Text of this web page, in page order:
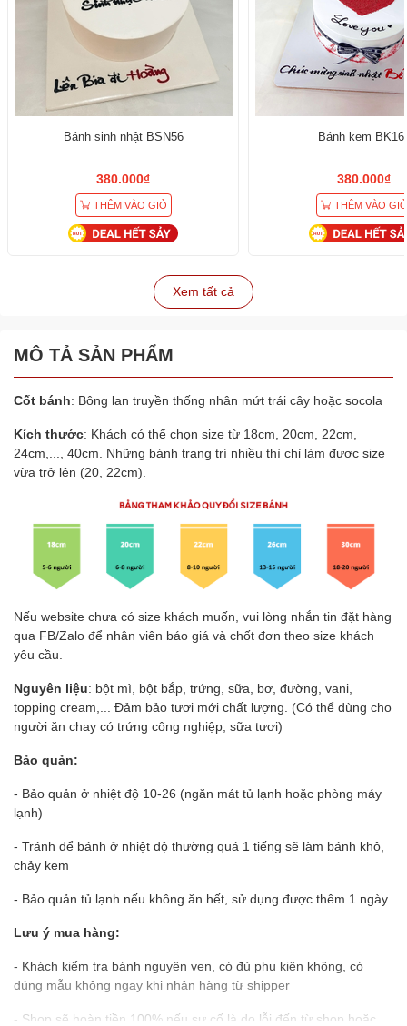
Bánh sinh nhật BSN56
380.000₫
THÊM VÀO GIỎ
Bánh kem
380.000₫
THÊM VÀO GIỎ
Xem tất cả
MÔ TẢ SẢN PHẨM
Cốt bánh: Bông lan truyền thống nhân mứt trái cây hoặc socola
Kích thước: Khách có thể chọn size từ 18cm, 20cm, 22cm,
24cm,..., 40cm. Những bánh trang trí nhiều thì chỉ làm được size
vừa trở lên (20, 22cm).
Nếu website chưa có size khách muốn, vui lòng nhắn tin đặt hàng
qua FB/Zalo để nhân viên báo giá và chốt đơn theo size khách
yêu cầu.
Nguyên liệu: bột mì, bột bắp, trứng, sữa, bơ, đường, vani,
topping cream,... Đảm bảo tươi mới chất lượng. (Có thể dùng cho
người ăn chay có trứng công nghiệp, sữa tươi)
Bảo quản:
- Bảo quản ở nhiệt độ 10-26 (ngăn mát tủ lạnh hoặc phòng máy
lạnh)
- Tránh để bánh ở nhiệt độ thường quá 1 tiếng sẽ làm bánh khô,
chảy kem
- Bảo quản tủ lạnh nếu không ăn hết, sử dụng được thêm 1 ngày
Lưu ý mua hàng:
- Khách kiểm tra bánh nguyên vẹn, có đủ phụ kiện không, có
đúng mẫu không ngay khi nhận hàng từ shipper
- Shop sẽ hoàn tiền 100% nếu sự cố là do lỗi đến từ shop hoặc